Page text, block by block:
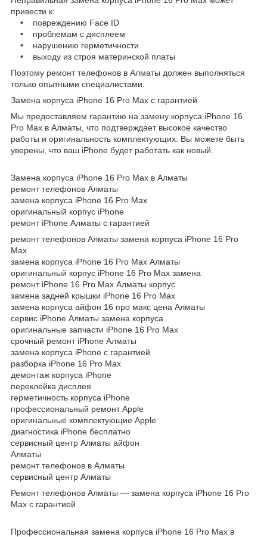
привести к:
• повреждению Face ID
• проблемам с дисплеем
• нарушению герметичности
• выходу из строя материнской платы
Поэтому ремонт телефонов в Алматы должен выполняться
только опытными специалистами.
Замена корпуса iPhone 16 Pro Max с гарантией
Мы предоставляем гарантию на замену корпуса iPhone 16
Pro Max в Алматы, что подтверждает высокое качество
работы и оригинальность комплектующих. Вы можете быть
уверены, что ваш iPhone будет работать как новый.
Замена корпуса iPhone 16 Pro Max в Алматы
ремонт телефонов Алматы
замена корпуса iPhone 16 Pro Max
оригинальный корпус iPhone
ремонт iPhone Алматы с гарантией
ремонт телефонов Алматы замена корпуса iPhone 16 Pro
Max
замена корпуса iPhone 16 Pro Max Алматы
оригинальный корпус iPhone 16 Pro Max замена
ремонт iPhone 16 Pro Max Алматы корпус
замена задней крышки iPhone 16 Pro Max
замена корпуса айфон 16 про макс цена Алматы
сервис iPhone Алматы замена корпуса
оригинальные запчасти iPhone 16 Pro Max
срочный ремонт iPhone Алматы
замена корпуса iPhone с гарантией
разборка iPhone 16 Pro Max
демонтаж корпуса iPhone
переклейка дисплея
герметичность корпуса iPhone
профессиональный ремонт Apple
оригинальные комплектующие Apple
диагностика iPhone бесплатно
сервисный центр Алматы айфон
Алматы
ремонт телефонов в Алматы
сервисный центр Алматы
Ремонт телефонов Алматы — замена корпуса iPhone 16 Pro
Max с гарантией
Профессиональная замена корпуса iPhone 16 Pro Max в